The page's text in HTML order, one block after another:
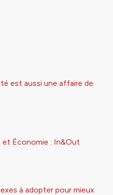
est aussi une affaire de
et Économie : In&Out
à adopter pour mieux